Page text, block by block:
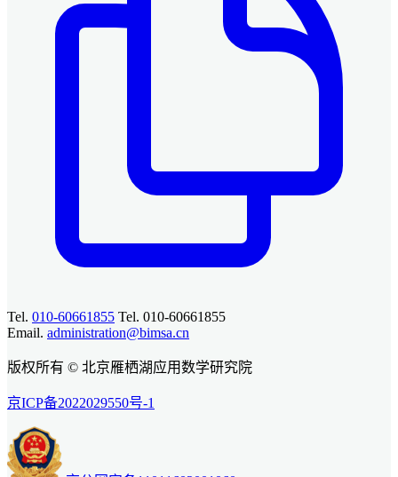
Tel. 010-60661855 Tel. 010-60661855
Email. administration@bimsa.cn
版权所有 © 北京雁栖湖应用数学研究院
京ICP备2022029550号-1